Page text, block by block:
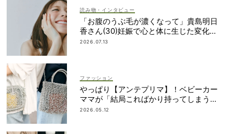
読み物・インタビュー
「お腹のうぶ毛が濃くなって」貴島明日
香さん(30)妊娠で心と体に生じた変化も
「愛しいです」
2026.07.13
ファッション
やっぱり【アンテプリマ】！ベビーカー
ママが「結局こればかり持ってしまう」
納得の理由
2026.05.12